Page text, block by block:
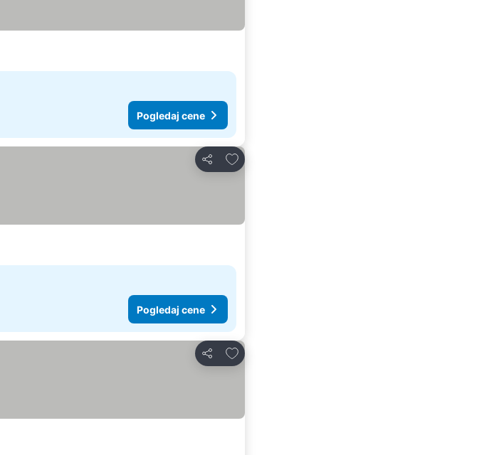
Pogledaj cene
Deli
Dodati u favorite
Pogledaj cene
Deli
Dodati u favorite